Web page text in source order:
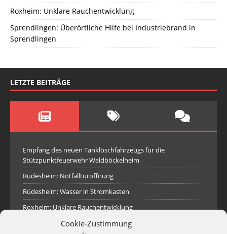
Cookie-Zustimmung
Roxheim: Unklare Rauchentwicklung
Sprendlingen: Überörtliche Hilfe bei Industriebrand in
Sprendlingen
LETZTE BEITRÄGE
Empfang des neuen Tanklöschfahrzeugs für die
Stützpunktfeuerwehr Waldböckelheim
Rüdesheim: Notfalltüröffnung
Rüdesheim: Wasser in Stromkasten
Roxheim: Unklare Rauchentwicklung
Sprendlingen: Überörtliche Hilfe bei Industriebrand in